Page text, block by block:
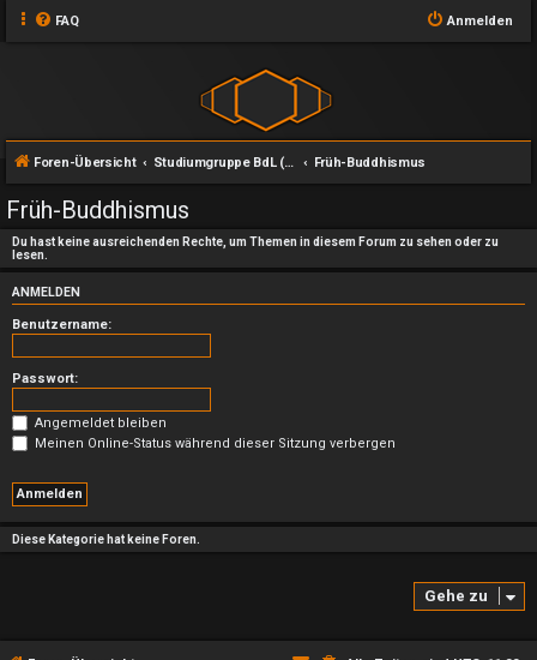
FAQ Anmelden
Foren-Übersicht Studiumgruppe BdL (Das Buch des Lichts) Früh-Buddhismus
Früh-Buddhismus
Du hast keine ausreichenden Rechte, um Themen in diesem Forum zu sehen oder zu
lesen.
ANMELDEN
Benutzername:
Passwort:
Angemeldet bleiben
Meinen Online-Status während dieser Sitzung verbergen
Diese Kategorie hat keine Foren.
Gehe zu